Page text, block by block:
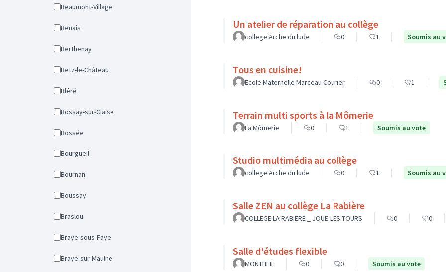
Beaumont-Village
Benais
Berthenay
Betz-le-Château
Bléré
Bossay-sur-Claise
Bossée
Bourgueil
Bournan
Boussay
Braslou
Braye-sous-Faye
Braye-sur-Maulne
Un atelier de réparation au collège
college Arche du lude 0 1 Soumis au
Tous en cuisine!
Ecole Maternelle Marceau Courier 0 1
Terrain multi sports à la Mômerie
La Mômerie 0 1 Soumis au vote
Studio multimédia au collège
college Arche du lude 0 1 Soumis au
Salle ZEN au collège La Rabière
COLLEGE LA RABIERE _ JOUE-LES-TOURS 0 0
Salle d'études flexible
MONTHEIL 0 0 Soumis au vote